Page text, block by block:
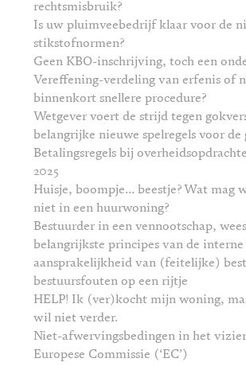
rechtsmisbruik?
Is uw pluimveebedrijf klaar voor de
stikstofnormen?
Geen KBO-inschrijving, toch een
Vereffening-verdeling van erfenis of
binnenkort snellere procedure?
Wetgever voert de strijd tegen
belangrijke nieuwe spelregels voor
Betalingsregels bij
2025
Huisje, boompje… beestje? Wat mag
niet in een huurwoning?
Bestuurder in een vennootschap,
belangrijkste principes van de interne
aansprakelijkheid van (feitelijke)
bestuursfouten op een rijtje
HELP! Ik (ver)kocht mijn woning,
wil niet verder.
Niet-afwervingsbedingen in het
Europese Commissie (‘EC’)